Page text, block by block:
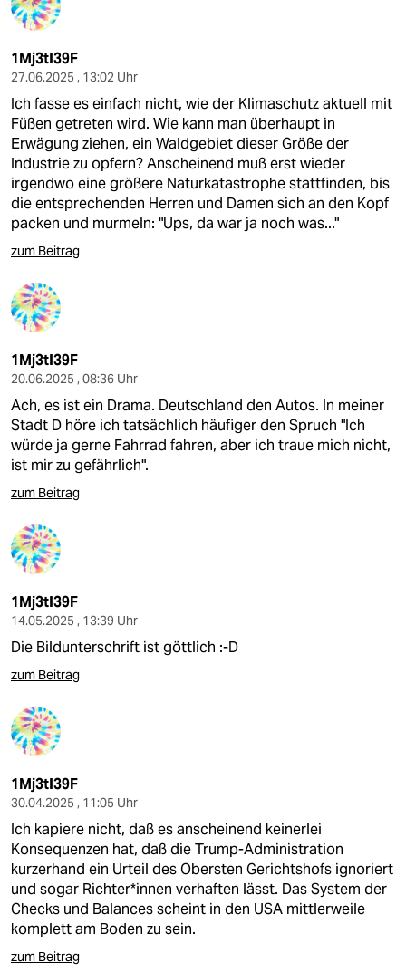
1Mj3tI39F
27.06.2025 , 13:02 Uhr
Ich fasse es einfach nicht, wie der Klimaschutz aktuell mit
Füßen getreten wird. Wie kann man überhaupt in
Erwägung ziehen, ein Waldgebiet dieser Größe der
Industrie zu opfern? Anscheinend muß erst wieder
irgendwo eine größere Naturkatastrophe stattfinden, bis
die entsprechenden Herren und Damen sich an den Kopf
packen und murmeln: "Ups, da war ja noch was..."
zum Beitrag
1Mj3tI39F
20.06.2025 , 08:36 Uhr
Ach, es ist ein Drama. Deutschland den Autos. In meiner
Stadt D höre ich tatsächlich häufiger den Spruch "Ich
würde ja gerne Fahrrad fahren, aber ich traue mich nicht,
ist mir zu gefährlich".
zum Beitrag
1Mj3tI39F
14.05.2025 , 13:39 Uhr
Die Bildunterschrift ist göttlich :-D
zum Beitrag
1Mj3tI39F
30.04.2025 , 11:05 Uhr
Ich kapiere nicht, daß es anscheinend keinerlei
Konsequenzen hat, daß die Trump-Administration
kurzerhand ein Urteil des Obersten Gerichtshofs ignoriert
und sogar Richter*innen verhaften lässt. Das System der
Checks und Balances scheint in den USA mittlerweile
komplett am Boden zu sein.
zum Beitrag